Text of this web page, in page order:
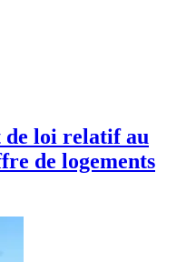
de loi relatif au
de logements